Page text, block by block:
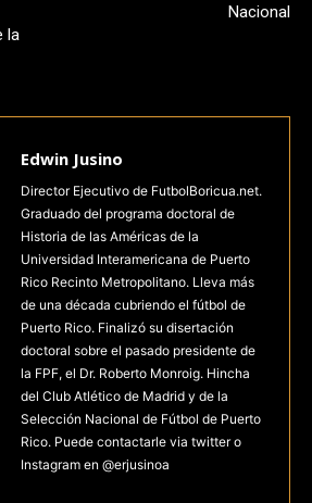
la
Nacional
Edwin Jusino
Director Ejecutivo de FutbolBoricua.net.
Graduado del programa doctoral de
Historia de las Américas de la
Universidad Interamericana de Puerto
Rico Recinto Metropolitano. Lleva más
de una década cubriendo el fútbol de
Puerto Rico. Finalizó su disertación
doctoral sobre el pasado presidente de
la FPF, el Dr. Roberto Monroig. Hincha
del Club Atlético de Madrid y de la
Selección Nacional de Fútbol de Puerto
Rico. Puede contactarle via twitter o
Instagram en @erjusinoa